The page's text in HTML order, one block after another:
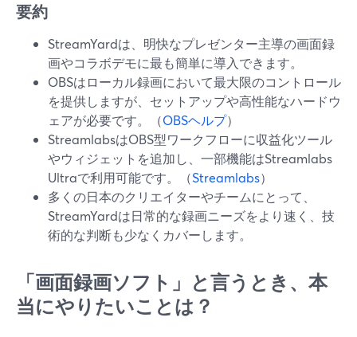
要約
StreamYardは、明快なプレゼンター主導の画面録
画やコラボデモに最も簡単に導入できます。
OBSはローカル録画において最大限のコントロール
を提供しますが、セットアップや高性能なハードウ
ェアが必要です。（OBSヘルプ）
StreamlabsはOBS型ワークフローに収益化ツール
やウィジェットを追加し、一部機能はStreamlabs
Ultraで利用可能です。（Streamlabs）
多くの日本のクリエイターやチームにとって、
StreamYardは日常的な録画ニーズをより速く、技
術的な判断も少なくカバーします。
「画面録画ソフト」と言うとき、本
当にやりたいことは？